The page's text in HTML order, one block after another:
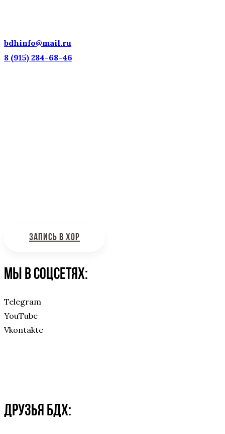
bdhinfo@mail.ru
8 (915) 284-68-46
ЗАПИСЬ В ХОР
Мы в соцсетях:
Telegram
YouTube
Vkontakte
Друзья БДХ: